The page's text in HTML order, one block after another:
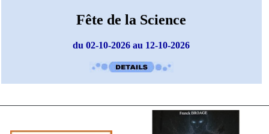
Fête de la Science
du 02-10-2026 au 12-10-2026